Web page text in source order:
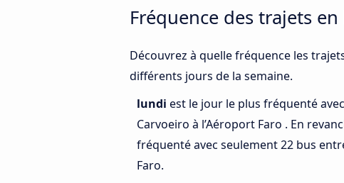
Fréquence des trajets
Découvrez à quelle fréquence les
différents jours de la semaine.
lundi est le jour le plus fréquenté
Carvoeiro à l’Aéroport Faro . En
fréquenté avec seulement 22 bus
Faro.